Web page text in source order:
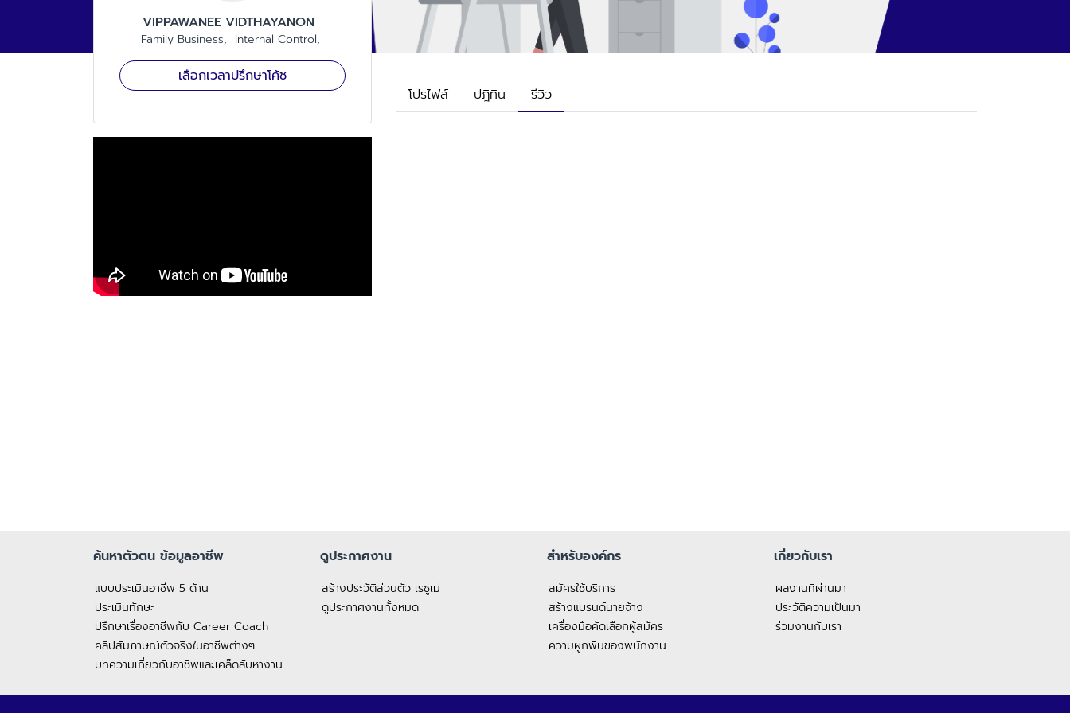
VIPPAWANEE VIDTHAYANON
Family Business Internal Control
เลือกเวลาปรึกษาโค้ช
โปรไฟล์
ปฎิทิน รีวิว
ค้นหาตัวตน ข้อมูลอาชีพ
แบบประเมินอาชีพ 5 ด้าน
ประเมินทักษะ
ปรึกษาเรื่องอาชีพกับ Career Coach
คลิปสัมภาษณ์ตัวจริงในอาชีพต่างๆ
บทความเกี่ยวกับอาชีพและเคล็ดลับหางาน
ดูประกาศงาน
สร้างประวัติส่วนตัว เรซูเม่
ดูประกาศงานทั้งหมด
สำหรับองค์กร
สมัครใช้บริการ
สร้างแบรนด์นายจ้าง
เครื่องมือคัดเลือกผู้สมัคร
ความผูกพันของพนักงาน
เกี่ยวกับเรา
ผลงานที่ผ่านมา
ประวัติความเป็นมา
ร่วมงานกับเรา